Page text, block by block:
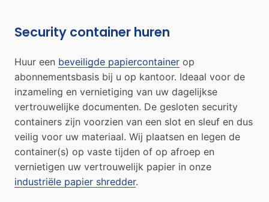
Security container huren
Huur een beveiligde papiercontainer op
abonnementsbasis bij u op kantoor. Ideaal voor de
inzameling en vernietiging van uw dagelijkse
vertrouwelijke documenten. De gesloten security
containers zijn voorzien van een slot en sleuf en dus
veilig voor uw materiaal. Wij plaatsen en legen de
container(s) op vaste tijden of op afroep en
vernietigen uw vertrouwelijk papier in onze
industriële papier shredder.